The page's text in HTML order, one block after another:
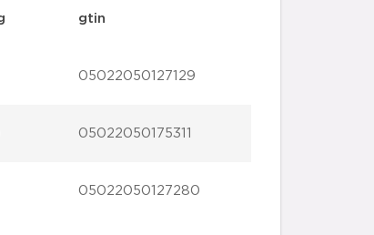
gtin
05022050127129
05022050175311
05022050127280